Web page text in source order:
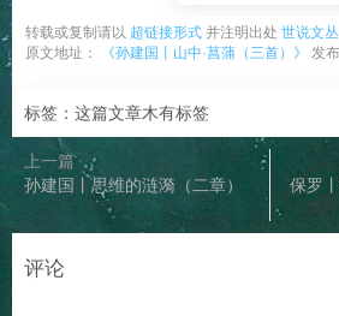
转载或复制请以 超链接形式 并注明出处 世说文丛
原文地址：
《孙建国丨山中·菖蒲（三首）》 发
标签：这篇文章木有标签
上一篇
孙建国丨思维的涟漪（二章）
保罗
评论